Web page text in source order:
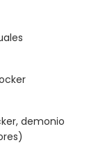
demonio